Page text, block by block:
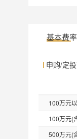
基本费率
申购/定
100万元
100万元(
500万元(